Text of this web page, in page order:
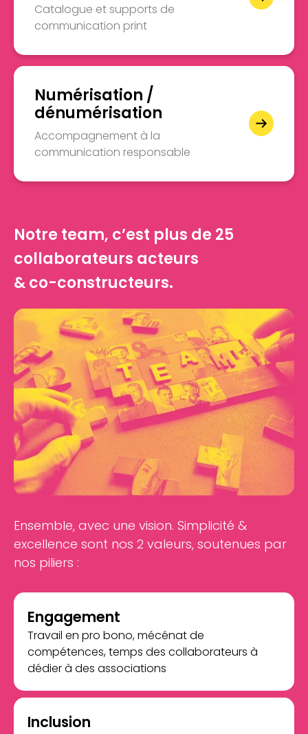
Catalogue et supports de
communication print
Numérisation /
dénumérisation
Accompagnement à la
communication responsable
Notre team, c’est plus de 25
collaborateurs acteurs
& co-constructeurs.
Ensemble, avec une vision. Simplicité &
excellence sont nos 2 valeurs, soutenues par
nos piliers :
Engagement
Travail en pro bono, mécénat de
compétences, temps des collaborateurs à
dédier à des associations
Inclusion